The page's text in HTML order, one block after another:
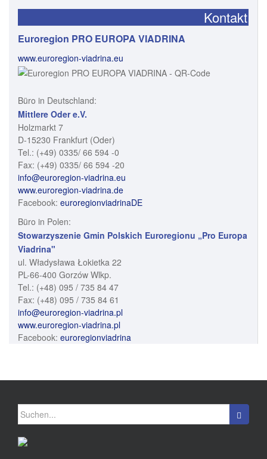
Kontakt
Euroregion PRO EUROPA VIADRINA
www.euroregion-viadrina.eu
Büro in Deutschland:
Mittlere Oder e.V.
Holzmarkt 7
D-15230 Frankfurt (Oder)
Tel.: (+49) 0335/ 66 594 -0
Fax: (+49) 0335/ 66 594 -20
info@euroregion-viadrina.eu
www.euroregion-viadrina.de
Facebook: euroregionviadrinaDE
Büro in Polen:
Stowarzyszenie Gmin Polskich Euroregionu „Pro Europa
Viadrina"
ul. Władysława Łokietka 22
PL-66-400 Gorzów Wlkp.
Tel.: (+48) 095 / 735 84 47
Fax: (+48) 095 / 735 84 61
info@euroregion-viadrina.pl
www.euroregion-viadrina.pl
Facebook: euroregionviadrina
Suchen nach: